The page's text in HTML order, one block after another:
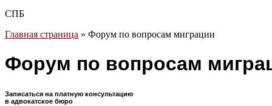
СПБ
Главная страница » Форум по вопросам миграции
Форум по вопросам
Записаться на платную консультацию
в адвокатское бюро